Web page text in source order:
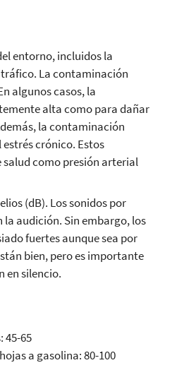
entorno, incluidos la
La contaminación
algunos casos, la
alta como para dañar
la contaminación
crónico. Estos
salud como presión arterial
(dB). Los sonidos por
la audición. Sin embargo, los
fuertes aunque sea por
bien, pero es importante
en silencio.
45-65
a gasolina: 80-100